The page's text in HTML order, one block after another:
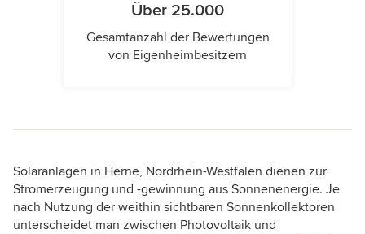
Über 25.000
Gesamtanzahl der Bewertungen
von Eigenheimbesitzern
Solaranlagen in Herne, Nordrhein-Westfalen dienen zur
Stromerzeugung und -gewinnung aus Sonnenenergie. Je
nach Nutzung der weithin sichtbaren Sonnenkollektoren
unterscheidet man zwischen Photovoltaik und